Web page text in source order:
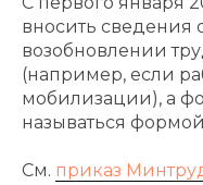
вносить сведения
возобновлении
(например, если
мобилизации), а
называться
См. приказ